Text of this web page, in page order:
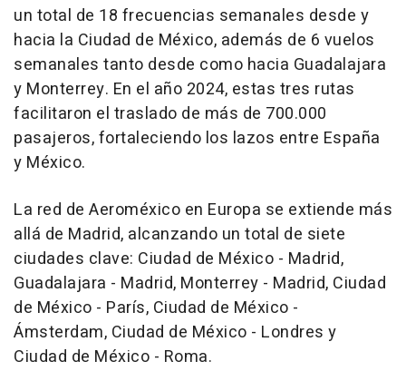
un total de 18 frecuencias semanales desde y
hacia la Ciudad de México, además de 6 vuelos
semanales tanto desde como hacia Guadalajara
y Monterrey. En el año 2024, estas tres rutas
facilitaron el traslado de más de 700.000
pasajeros, fortaleciendo los lazos entre España
y México.
La red de Aeroméxico en Europa se extiende más
allá de Madrid, alcanzando un total de siete
ciudades clave: Ciudad de México - Madrid,
Guadalajara - Madrid, Monterrey - Madrid, Ciudad
de México - París, Ciudad de México -
Ámsterdam, Ciudad de México - Londres y
Ciudad de México - Roma.